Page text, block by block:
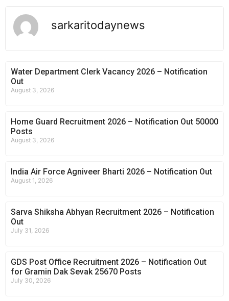
sarkaritodaynews
Water Department Clerk Vacancy 2026 – Notification
Out
August 3, 2026
Home Guard Recruitment 2026 – Notification Out 50000
Posts
August 3, 2026
India Air Force Agniveer Bharti 2026 – Notification Out
August 1, 2026
Sarva Shiksha Abhyan Recruitment 2026 – Notification
Out
July 31, 2026
GDS Post Office Recruitment 2026 – Notification Out
for Gramin Dak Sevak 25670 Posts
July 30, 2026